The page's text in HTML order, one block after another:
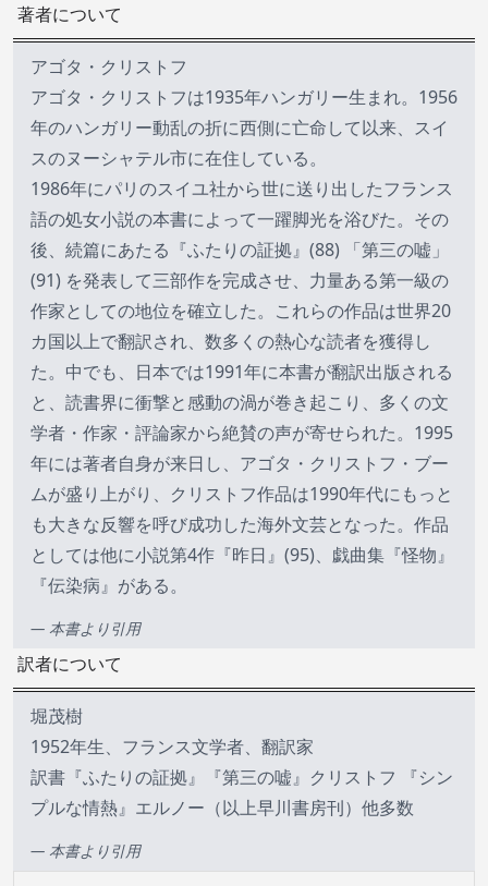
著者について
アゴタ・クリストフ
アゴタ・クリストフは1935年ハンガリー生まれ。1956
年のハンガリー動乱の折に西側に亡命して以来、スイ
スのヌーシャテル市に在住している。
1986年にパリのスイユ社から世に送り出したフランス
語の処女小説の本書によって一躍脚光を浴びた。その
後、続篇にあたる『ふたりの証拠』(88) 「第三の嘘」
(91) を発表して三部作を完成させ、力量ある第一級の
作家としての地位を確立した。これらの作品は世界20
カ国以上で翻訳され、数多くの熱心な読者を獲得し
た。中でも、日本では1991年に本書が翻訳出版される
と、読書界に衝撃と感動の渦が巻き起こり、多くの文
学者・作家・評論家から絶賛の声が寄せられた。1995
年には著者自身が来日し、アゴタ・クリストフ・ブー
ムが盛り上がり、クリストフ作品は1990年代にもっと
も大きな反響を呼び成功した海外文芸となった。作品
としては他に小説第4作『昨日』(95)、戯曲集『怪物』
『伝染病』がある。
— 本書より引用
訳者について
堀茂樹
1952年生、フランス文学者、翻訳家
訳書『ふたりの証拠』『第三の嘘』クリストフ 『シン
プルな情熱』エルノー（以上早川書房刊）他多数
— 本書より引用